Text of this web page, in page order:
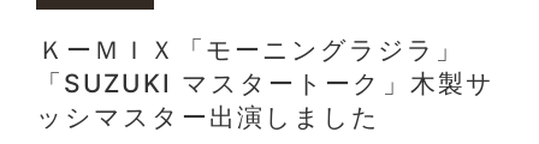
ＫーＭＩＸ「モーニングラジラ」
「SUZUKI マスタートーク」木製サ
ッシマスター出演しました